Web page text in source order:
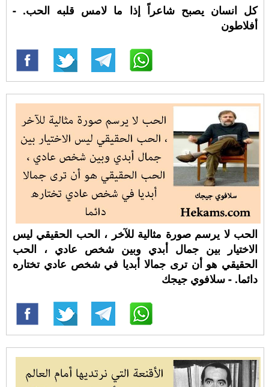
كل انسان يصبح شاعراً إذا ما لامس قلبه الحب. -
أفلاطون
الحب لا يرسم صورة مثالية للآخر ، الحب الحقيقي ليس
الاختيار بين جمال أبدي وبين شخص عادي ، الحب
الحقيقي هو أن ترى جمالا أبديا في شخص عادي تختاره
دائما. - سلافوي جيجك